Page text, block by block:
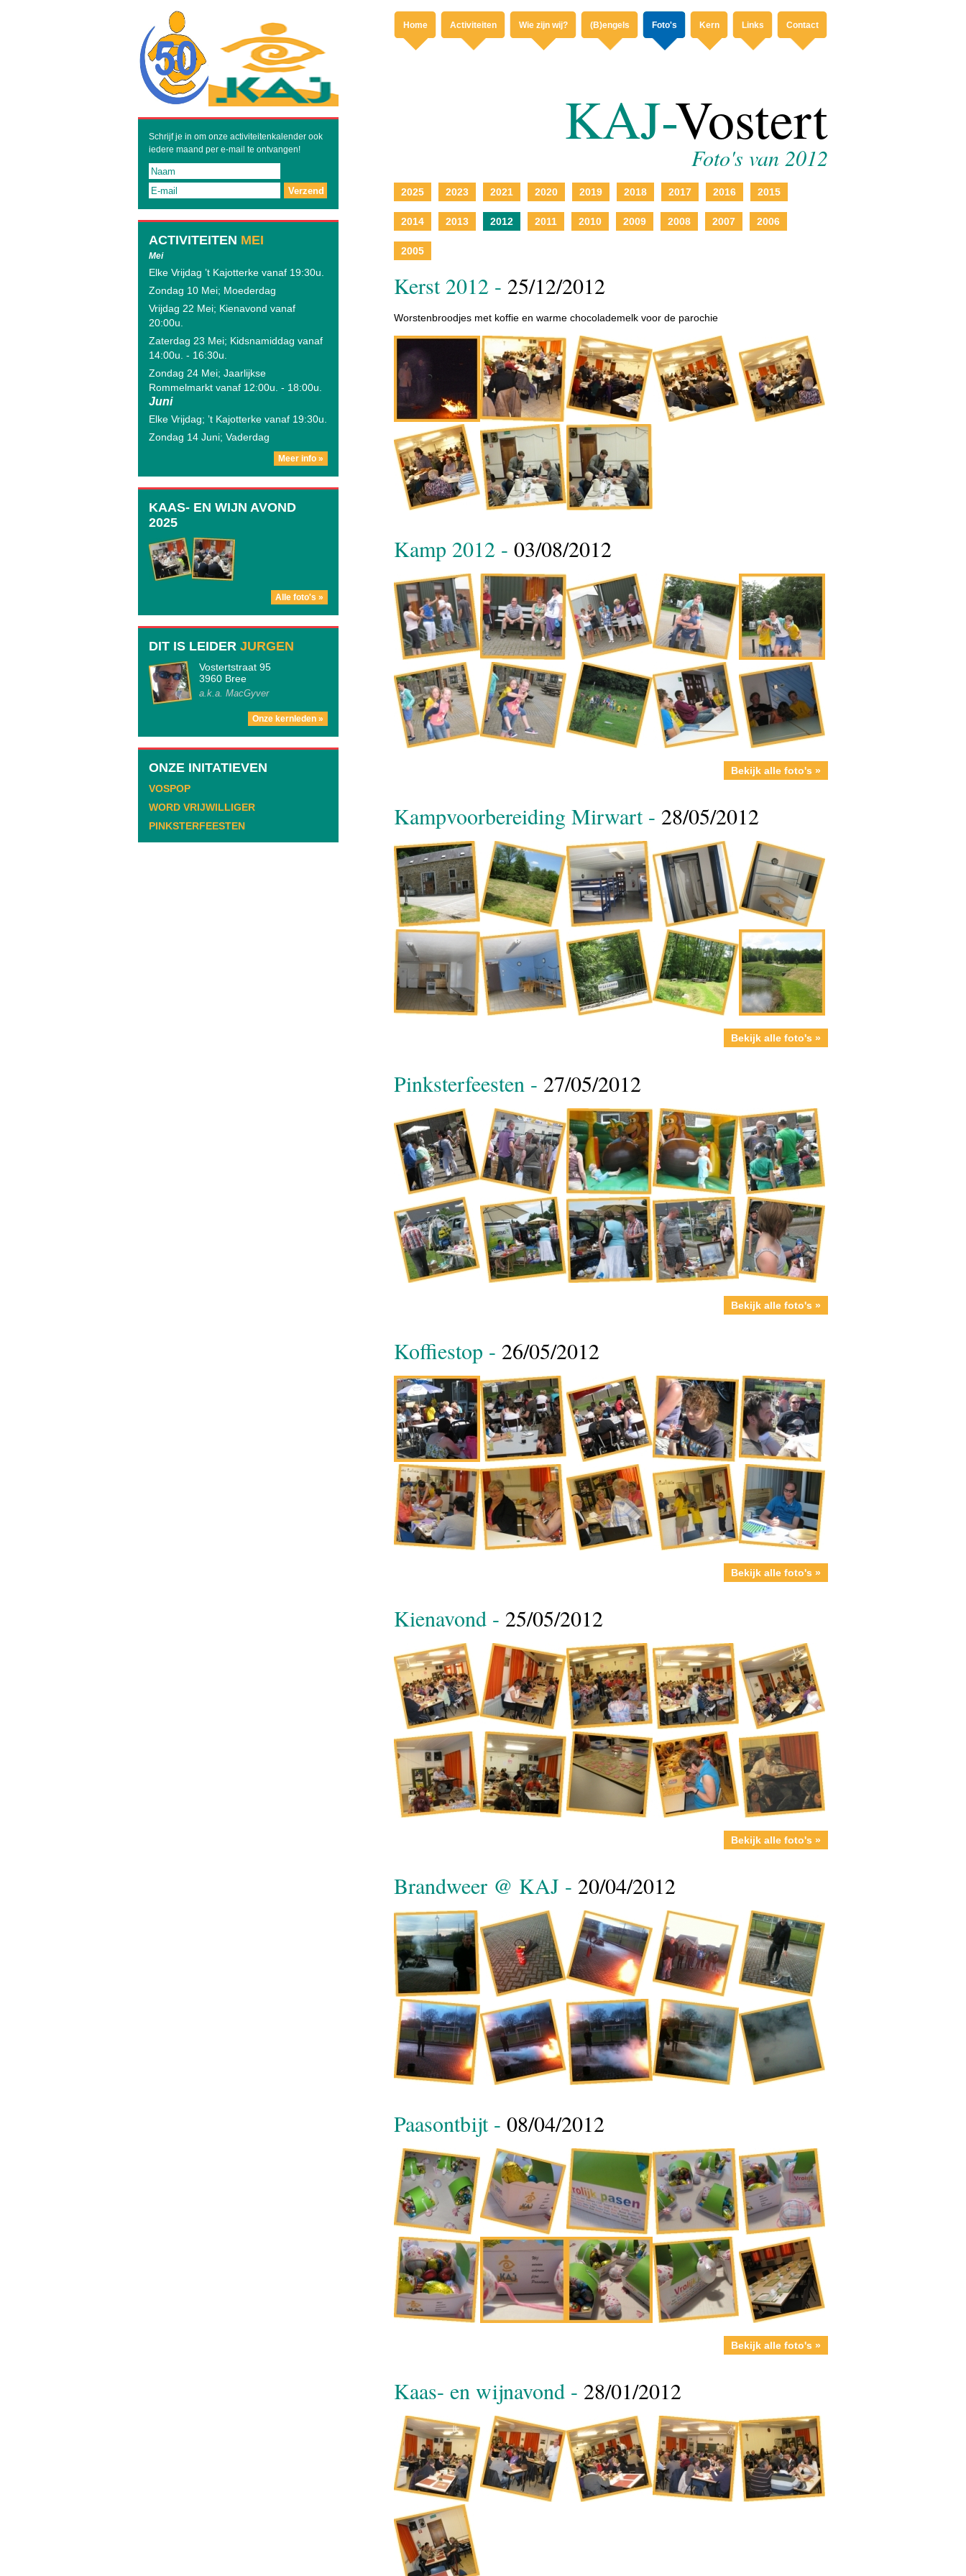
Home Activiteiten Wie zijn wij? (B)engels Foto's Kern Links Contact
KAJ-Vostert
Foto's van 2012
2025 2023 2021 2020 2019 2018 2017 2016 2015
2014 2013 2012 2011 2010 2009 2008 2007 2006
2005
Kerst 2012 - 25/12/2012
Worstenbroodjes met koffie en warme chocolademelk voor de parochie
Kamp 2012 - 03/08/2012
Bekijk alle foto's »
Kampvoorbereiding Mirwart - 28/05/2012
Bekijk alle foto's »
Pinksterfeesten - 27/05/2012
Bekijk alle foto's »
Koffiestop - 26/05/2012
Bekijk alle foto's »
Kienavond - 25/05/2012
Bekijk alle foto's »
Brandweer @ KAJ - 20/04/2012
Paasontbijt - 08/04/2012
Bekijk alle foto's »
Kaas- en wijnavond - 28/01/2012
Schrijf je in om onze activiteitenkalender ook
iedere maand per e-mail te ontvangen!
Verzend
ACTIVITEITEN MEI
Mei
Elke Vrijdag ’t Kajotterke vanaf 19:30u.
Zondag 10 Mei; Moederdag
Vrijdag 22 Mei; Kienavond vanaf
20:00u.
Zaterdag 23 Mei; Kidsnamiddag vanaf
14:00u. - 16:30u.
Zondag 24 Mei; Jaarlijkse
Rommelmarkt vanaf 12:00u. - 18:00u.
Juni
Elke Vrijdag; ’t Kajotterke vanaf 19:30u.
Zondag 14 Juni; Vaderdag
Meer info »
KAAS- EN WIJN AVOND
2025
Alle foto's »
DIT IS LEIDER JURGEN
Vostertstraat 95
3960 Bree
a.k.a. MacGyver
Onze kernleden »
ONZE INITATIEVEN
VOSPOP
WORD VRIJWILLIGER
PINKSTERFEESTEN